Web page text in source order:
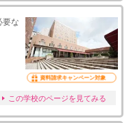
要な
資料請求キャンペーン対象
この学校のページを見てみる